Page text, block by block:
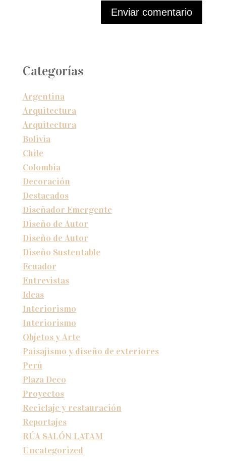
Enviar comentario
Categorías
Argentina
Arquitectura
Arquitectura
Bolivia
Chile
Colombia
Decoración
Destacados
Diseñador Emergente
Diseño de Autor
Diseño de Autor
Diseño Sustentable
Ecuador
Entrevistas
Ideas
Interiorismo
Interiorismo
Objetos y Arte
Paisajismo y diseño de exteriores
Perú
Plaza Deco
Proyectos
Reciclaje y restauración
Reportajes
RÚA SALÓN LATAM
Uncategorized